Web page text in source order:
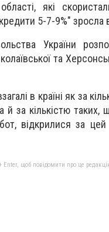
які
5-7-9%" зросла
України
та
в країні як за
за кількістю таких,
відкрилися за
Enter, щоб повідомити про це